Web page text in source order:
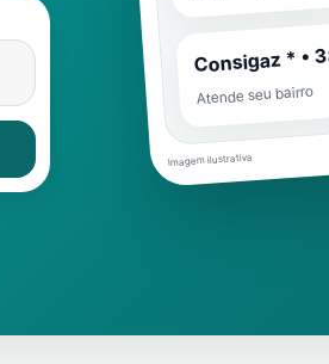
Consigaz * •
Atende seu bairro
Imagem ilustrativa